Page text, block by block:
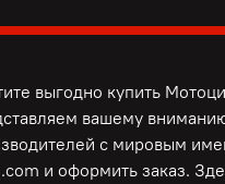
выгодно купить
вашему
с мировым
и оформить заказ.